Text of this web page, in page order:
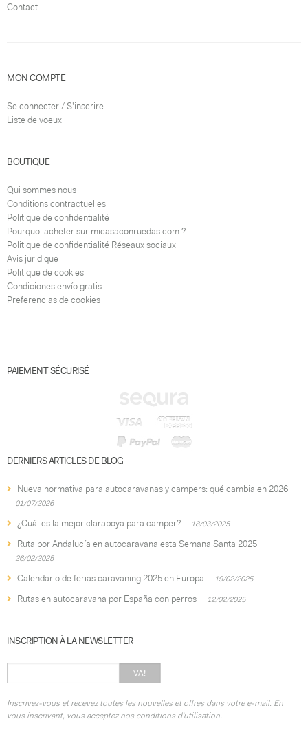
Contact
MON COMPTE
Se connecter / S'inscrire
Liste de voeux
BOUTIQUE
Qui sommes nous
Conditions contractuelles
Politique de confidentialité
Pourquoi acheter sur micasaconruedas.com ?
Politique de confidentialité Réseaux sociaux
Avis juridique
Politique de cookies
Condiciones envío gratis
Preferencias de cookies
PAIEMENT SÉCURISÉ
DERNIERS ARTICLES DE BLOG
Nueva normativa para autocaravanas y campers: qué cambia en 2026
01/07/2026
¿Cuál es la mejor claraboya para camper? 18/03/2025
Ruta por Andalucía en autocaravana esta Semana Santa 2025
26/02/2025
Calendario de ferias caravaning 2025 en Europa 19/02/2025
Rutas en autocaravana por España con perros 12/02/2025
INSCRIPTION À LA NEWSLETTER
VA!
Inscrivez-vous et recevez toutes les nouvelles et offres dans votre e-mail. En
vous inscrivant, vous acceptez nos conditions d'utilisation.